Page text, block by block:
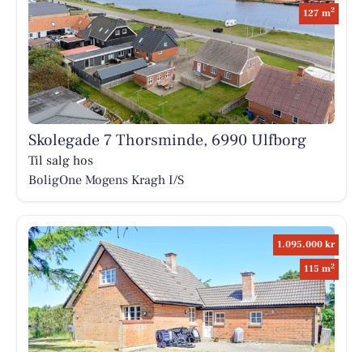
127 m2
Skolegade 7 Thorsminde, 6990 Ulfborg
Til salg hos
BoligOne Mogens Kragh I/S
1.095.000 kr
115 m2